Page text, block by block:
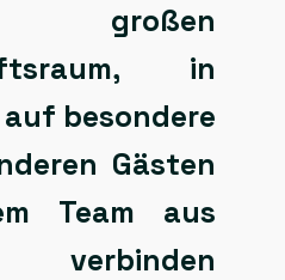
in
besondere
Gästen
Team aus
verbinden